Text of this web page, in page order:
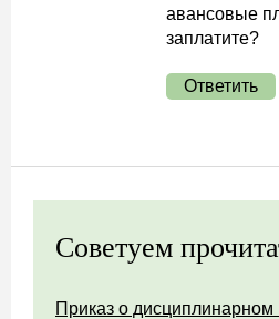
авансовые
заплатите?
Ответить
Советуем
Приказ о дисциплинарном